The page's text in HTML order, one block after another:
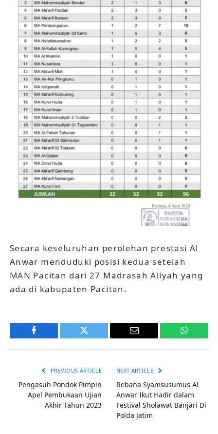
Secara keseluruhan perolehan prestasi Al
Anwar menduduki posisi kedua setelah
MAN Pacitan dari 27 Madrasah Aliyah yang
ada di kabupaten Pacitan.
Facebook Twitter Email
PREVIOUS ARTICLE
Pengasuh Pondok Pimpin
Apel Pembukaan Ujian
Akhir Tahun 2023
NEXT ARTICLE
Rebana Syamsusumus Al
Anwar Ikut Hadir dalam
Festival Sholawat Banjari Di
Polda Jatim